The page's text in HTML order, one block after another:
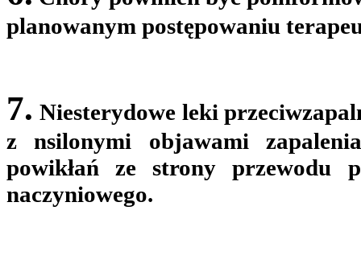
planowanym postępowaniu
7. Niesterydowe leki
z nsilonymi objawami
powikłań ze strony przewodu
naczyniowego.